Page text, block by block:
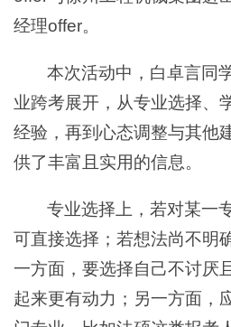
经理offer。
本次活动中，白卓言同
业跨考展开，从专业选择、
经验，再到心态调整与其他
供了丰富且实用的信息。
专业选择上，若对某一
可直接选择；若想法尚不明
一方面，要选择自己不讨厌
起来更有动力；另一方面，